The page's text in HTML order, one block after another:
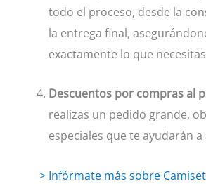
todo el proceso, desde la
la entrega final,
exactamente lo que
Descuentos por compras al
realizas un pedido grande,
especiales que te ayudarán
> Infórmate más sobre